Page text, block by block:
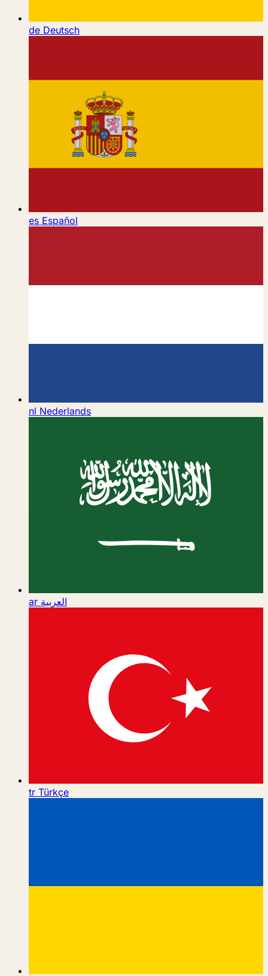
de Deutsch
es Español
nl Nederlands
ar العربية
tr Türkçe